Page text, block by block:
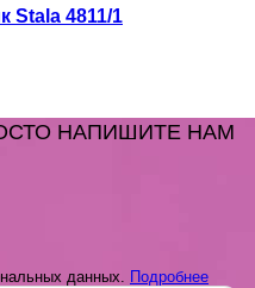
Stala 4811/1
НАПИШИТЕ НАМ
данных. Подробнее